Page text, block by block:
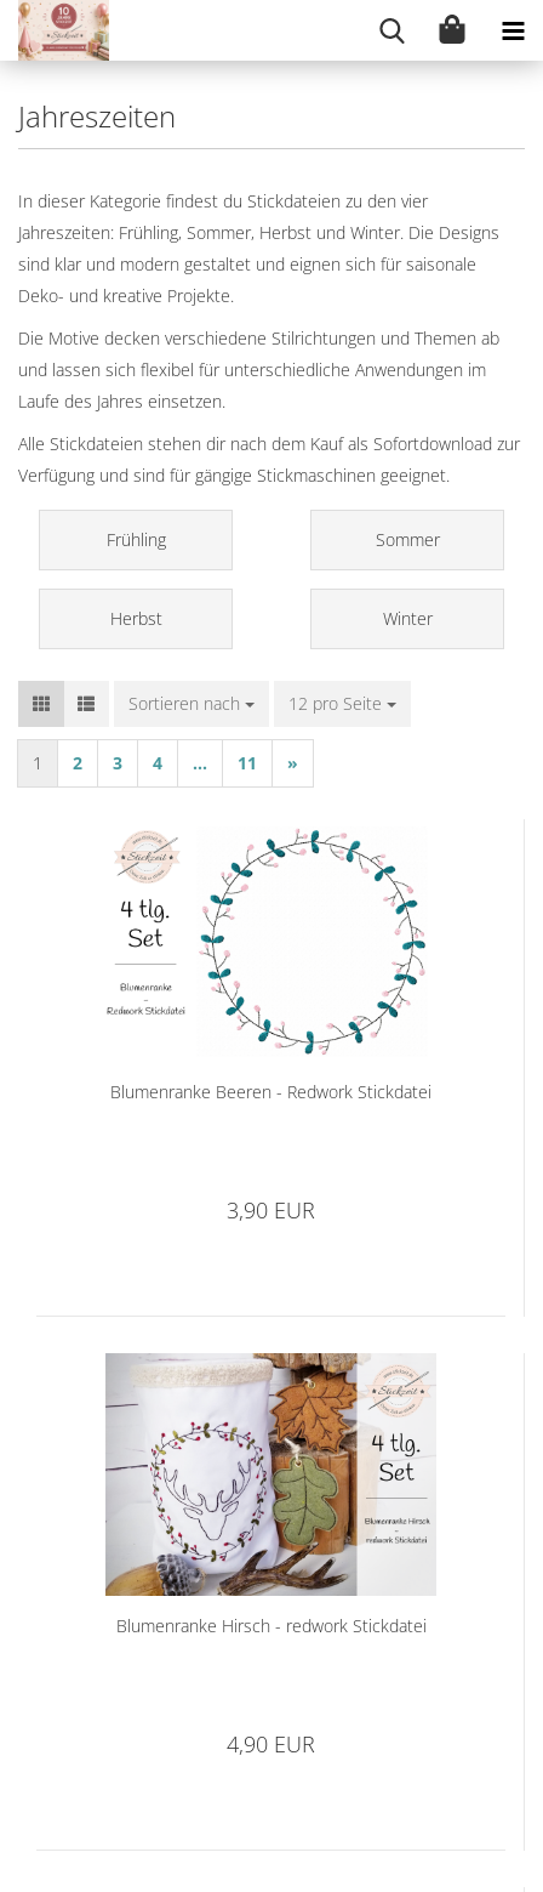
Jahreszeiten
In dieser Kategorie findest du Stickdateien zu den vier
Jahreszeiten: Frühling, Sommer, Herbst und Winter. Die Designs
sind klar und modern gestaltet und eignen sich für saisonale
Deko- und kreative Projekte.
Die Motive decken verschiedene Stilrichtungen und Themen ab
und lassen sich flexibel für unterschiedliche Anwendungen im
Laufe des Jahres einsetzen.
Alle Stickdateien stehen dir nach dem Kauf als Sofortdownload zur
Verfügung und sind für gängige Stickmaschinen geeignet.
Frühling Sommer
Herbst Winter
Sortieren nach
Sortieren nach 12 pro Seite
pro Seite
1 2 3 4 ... 11 »
Blumenranke Beeren - Redwork Stickdatei
3,90 EUR
Blumenranke Hirsch - redwork Stickdatei
4,90 EUR